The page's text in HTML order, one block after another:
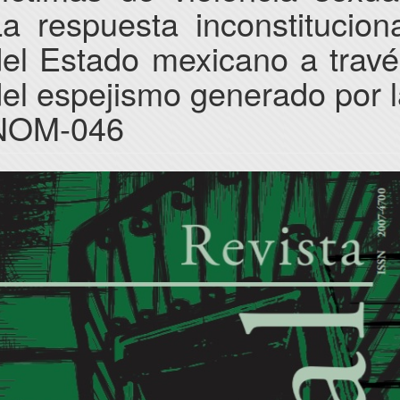
respuesta
Estado mexicano a
espejismo generado por
046